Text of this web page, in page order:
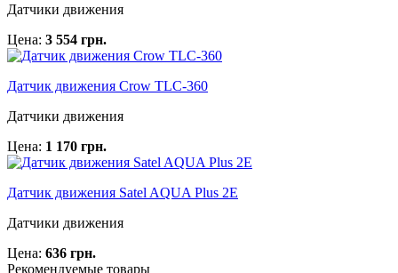
Датчики движения
Цена: 3 554 грн.
Датчик движения Crow TLC-360
Датчики движения
Цена: 1 170 грн.
Датчик движения Satel AQUA Plus 2E
Датчики движения
Цена: 636 грн.
Рекомендуемые товары